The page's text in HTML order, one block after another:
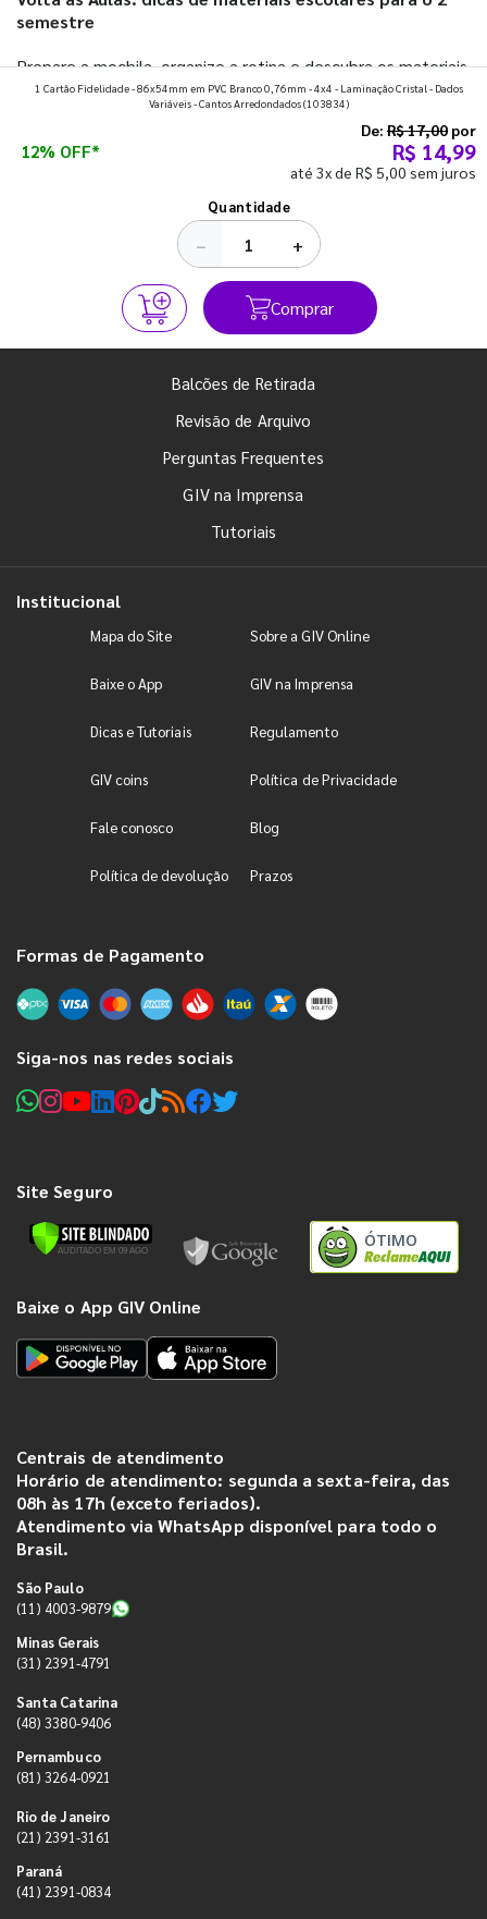
semestre
Prepare a mochila, organize a rotina e descubra os materiais
que fazem toda diferença para começar o segundo
1 Cartão Fidelidade - 86x54mm em PVC Branco 0,76mm - 4x4 - Laminação Cristal - Dados
Variáveis - Cantos Arredondados(103834)
12% OFF*
De: R$ 17,00 por
R$ 14,99
até 3x de R$ 5,00 sem juros
Quantidade
− +
Comprar
Balcões de Retirada
Revisão de Arquivo
Perguntas Frequentes
GIV na Imprensa
Tutoriais
Institucional
Mapa do Site Sobre a GIV Online
Baixe o App GIV na Imprensa
Dicas e Tutoriais Regulamento
GIV coins Política de Privacidade
Fale conosco Blog
Política de devolução Prazos
Formas de Pagamento
Siga-nos nas redes sociais
Site Seguro
ÓTIMO
Baixe o App GIV Online
Centrais de atendimento
Horário de atendimento: segunda a sexta-feira, das
08h às 17h (exceto feriados).
Atendimento via WhatsApp disponível para todo o
Brasil.
São Paulo
(11) 4003-9879
Minas Gerais
(31) 2391-4791
Santa Catarina
(48) 3380-9406
Pernambuco
(81) 3264-0921
Rio de Janeiro
(21) 2391-3161
Paraná
(41) 2391-0834